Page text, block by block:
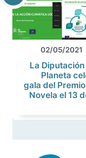
02/05/2021
La
Planeta
gala del
Novela el 13